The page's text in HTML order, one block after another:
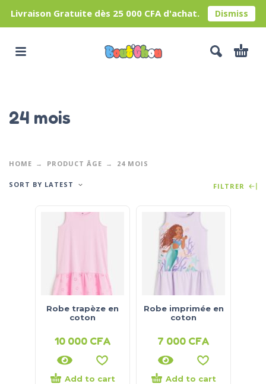
Livraison Gratuite dès 25 000 CFA d'achat. Dismiss
24 mois
HOME PRODUCT ÂGE 24 MOIS
SORT BY LATEST FILTRER
Robe trapèze en
coton
10 000 CFA
Add to cart
Robe imprimée en
coton
7 000 CFA
Add to cart